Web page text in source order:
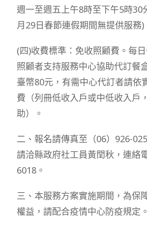
週一至週五上午8時至下午5時30
月29日春節連假期間無提供服務)
(四)收費標準：免收照顧費。每
照顧者支持服務中心協助代訂餐
臺幣80元，有需中心代訂者請依
費（列冊低收入戶或中低收入戶
助）。
二、報名請傳真至（06）926-
請洽縣政府社工員黃閏秋，連絡
6018。
三、本服務方案實施期間，為保
權益，請配合疫情中心防疫規定。